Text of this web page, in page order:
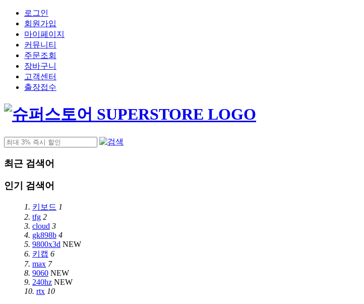
로그인
회원가입
마이페이지
커뮤니티
주문조회
장바구니
고객센터
출장접수
최근 검색어
인기 검색어
1. 키보드 1
2. tfg 2
3. cloud 3
4. gk898b 4
5. 9800x3d NEW
6. 키캡 6
7. max 7
8. 9060 NEW
9. 240hz NEW
10. rtx 10